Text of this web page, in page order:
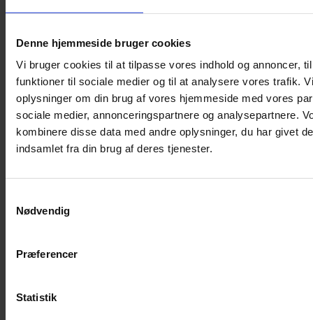
Denne hjemmeside bruger cookies
Vi bruger cookies til at tilpasse vores indhold og annoncer,
funktioner til sociale medier og til at analysere vores trafik.
oplysninger om din brug af vores hjemmeside med vores
sociale medier, annonceringspartnere og analysepartnere.
kombinere disse data med andre oplysninger, du har givet
indsamlet fra din brug af deres tjenester.
Nødvendig
Præferencer
Statistik
Kaninbur
Rottebur
Marsvinebur
Løbegård
Overdækning løbegård
Indretning til bure